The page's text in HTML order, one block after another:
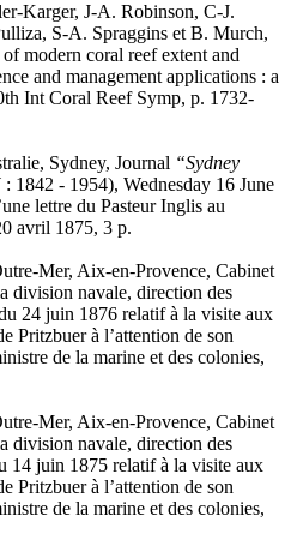
Karger, J-A. Robinson, C-J.
S-A. Spraggins et B. Murch,
modern coral reef extent and
and management applications : a
Int Coral Reef Symp, p. 1732-
Sydney, Journal “Sydney
1842 - 1954), Wednesday 16 June
lettre du Pasteur Inglis au
avril 1875, 3 p.
Mer, Aix-en-Provence, Cabinet
division navale, direction des
24 juin 1876 relatif à la visite aux
Pritzbuer à l’attention de son
de la marine et des colonies,
Mer, Aix-en-Provence, Cabinet
division navale, direction des
14 juin 1875 relatif à la visite aux
Pritzbuer à l’attention de son
de la marine et des colonies,